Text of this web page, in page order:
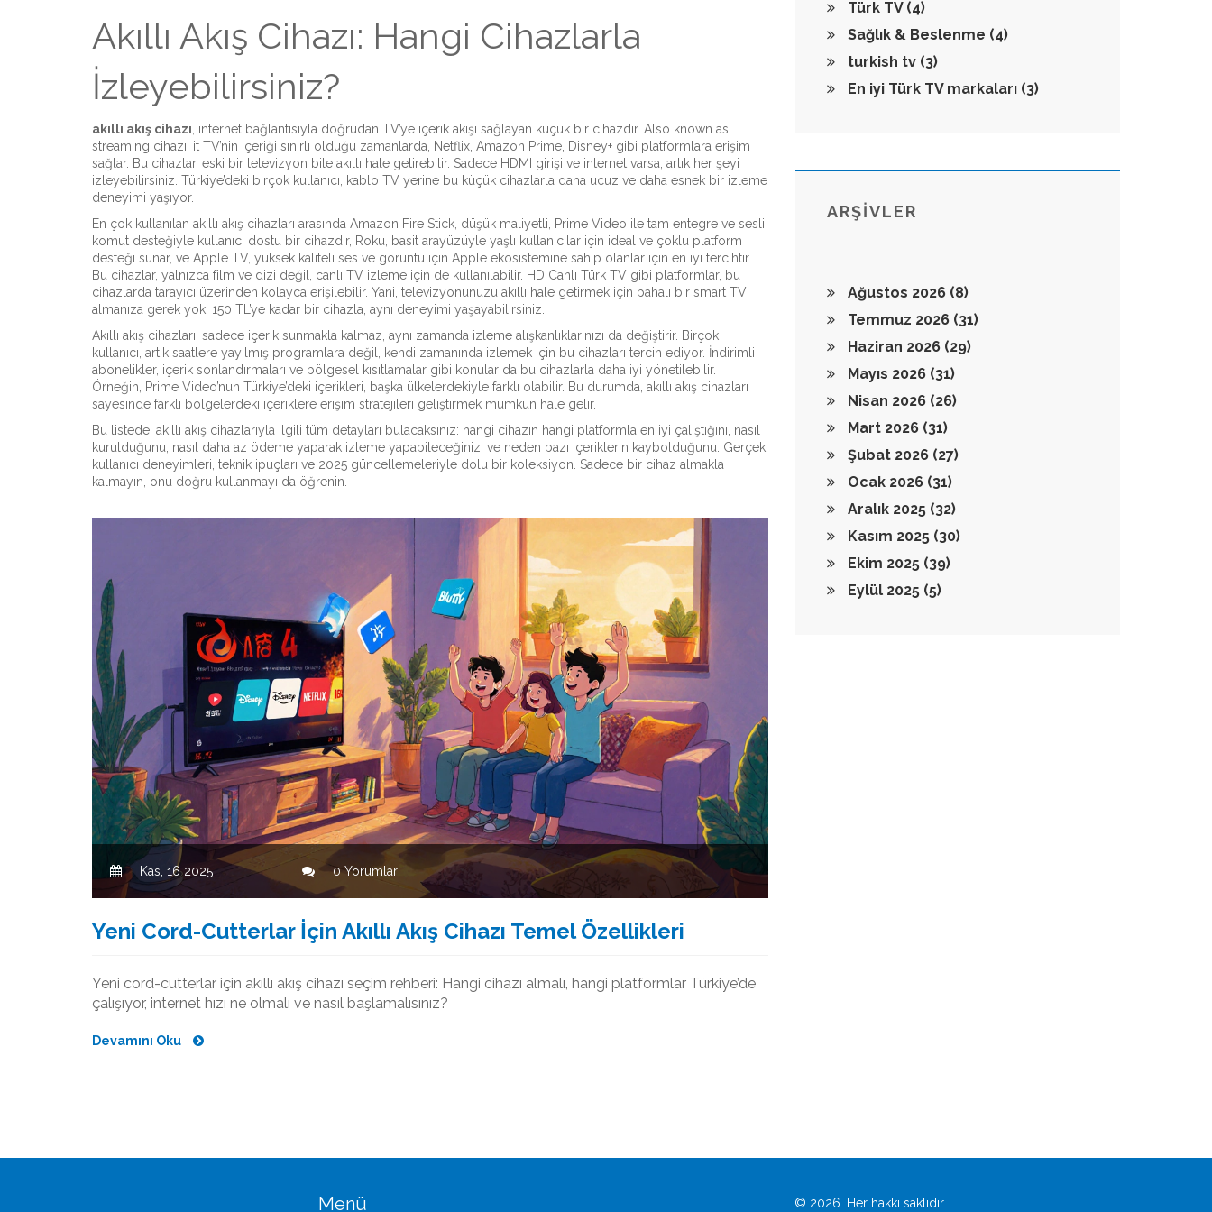
Akıllı Akış Cihazı: Hangi Cihazlarla
İzleyebilirsiniz?
akıllı akış cihazı internet bağlantısıyla doğrudan TV’ye içerik akışı sağlayan küçük bir cihazdır. Also known as
streaming cihazı , it TV’nin içeriği sınırlı olduğu zamanlarda, Netflix, Amazon Prime, Disney+ gibi platformlara erişim
sağlar. Bu cihazlar, eski bir televizyon bile akıllı hale getirebilir. Sadece HDMI girişi ve internet varsa, artık her şeyi
izleyebilirsiniz. Türkiye’deki birçok kullanıcı, kablo TV yerine bu küçük cihazlarla daha ucuz ve daha esnek bir izleme
deneyimi yaşıyor.
En çok kullanılan akıllı akış cihazları arasında Amazon Fire Stick düşük maliyetli, Prime Video ile tam entegre ve sesli
komut desteğiyle kullanıcı dostu bir cihazdır, Roku
basit arayüzüyle yaşlı kullanıcılar için ideal ve çoklu platform
desteği sunar, ve Apple TV yüksek kaliteli ses ve görüntü için Apple ekosistemine sahip olanlar için en iyi tercihtir.
Bu cihazlar, yalnızca film ve dizi değil, canlı TV izleme için de kullanılabilir. HD Canlı Türk TV gibi platformlar, bu
cihazlarda tarayıcı üzerinden kolayca erişilebilir. Yani, televizyonunuzu akıllı hale getirmek için pahalı bir smart TV
almanıza gerek yok. 150 TL’ye kadar bir cihazla, aynı deneyimi yaşayabilirsiniz.
Akıllı akış cihazları, sadece içerik sunmakla kalmaz, aynı zamanda izleme alışkanlıklarınızı da değiştirir. Birçok
kullanıcı, artık saatlere yayılmış programlara değil, kendi zamanında izlemek için bu cihazları tercih ediyor. İndirimli
abonelikler, içerik sonlandırmaları ve bölgesel kısıtlamalar gibi konular da bu cihazlarla daha iyi yönetilebilir.
Örneğin, Prime Video’nun Türkiye’deki içerikleri, başka ülkelerdekiyle farklı olabilir. Bu durumda, akıllı akış cihazları
sayesinde farklı bölgelerdeki içeriklere erişim stratejileri geliştirmek mümkün hale gelir.
Bu listede, akıllı akış cihazlarıyla ilgili tüm detayları bulacaksınız: hangi cihazın hangi platformla en iyi çalıştığını, nasıl
kurulduğunu, nasıl daha az ödeme yaparak izleme yapabileceğinizi ve neden bazı içeriklerin kaybolduğunu. Gerçek
kullanıcı deneyimleri, teknik ipuçları ve 2025 güncellemeleriyle dolu bir koleksiyon. Sadece bir cihaz almakla
kalmayın, onu doğru kullanmayı da öğrenin.
Kas, 16 2025 0 Yorumlar
Yeni Cord-Cutterlar İçin Akıllı Akış Cihazı Temel Özellikleri
Yeni cord-cutterlar için akıllı akış cihazı seçim rehberi: Hangi cihazı almalı, hangi platformlar Türkiye’de
çalışıyor, internet hızı ne olmalı ve nasıl başlamalısınız?
Devamını Oku
Türk TV (4)
Sağlık & Beslenme (4)
turkish tv (3)
En iyi Türk TV markaları (3)
ARŞİVLER
Ağustos 2026 (8)
Temmuz 2026 (31)
Haziran 2026 (29)
Mayıs 2026 (31)
Nisan 2026 (26)
Mart 2026 (31)
Şubat 2026 (27)
Ocak 2026 (31)
Aralık 2025 (32)
Kasım 2025 (30)
Ekim 2025 (39)
Eylül 2025 (5)
Menü © 2026. Her hakkı saklıdır.